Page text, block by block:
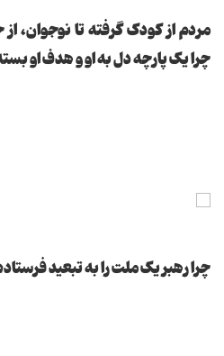
مردم از کودک گرفته تا نوجوان،
چرا یک پارچه دل به او و هدف او
چرا رهبر یک ملت را به تبعید